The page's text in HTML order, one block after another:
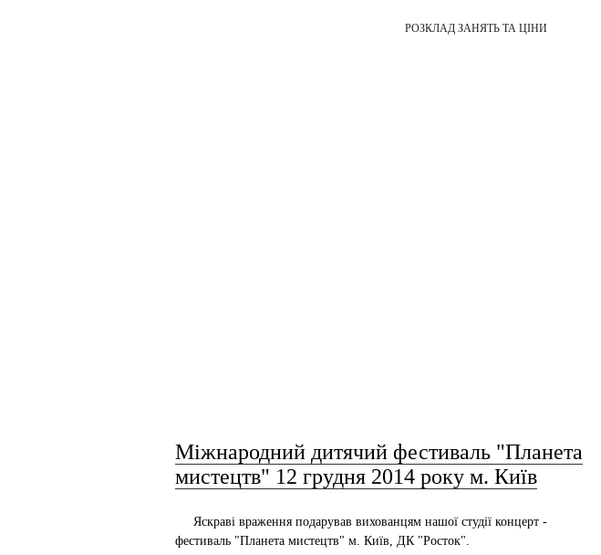
РОЗКЛАД ЗАНЯТЬ ТА ЦІНИ
Міжнародний дитячий фестиваль "Планета
мистецтв" 12 грудня 2014 року м. Київ
Яскраві враження подарував вихованцям нашої студії концерт -
фестиваль "Планета мистецтв" м. Київ, ДК "Росток".